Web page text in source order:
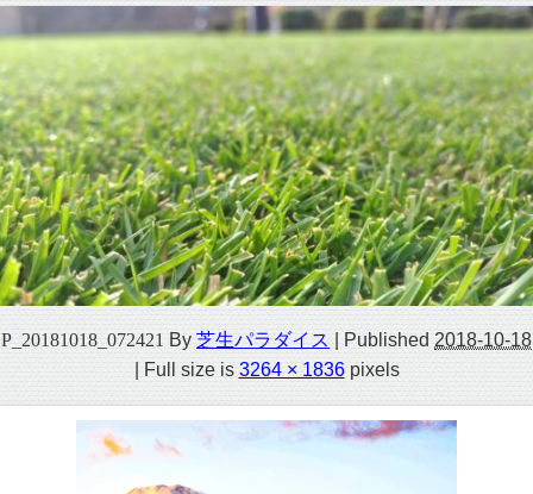
P_20181018_072421 By 芝生パラダイス Published 2018-10-18
| Full size is3264 × 1836pixels